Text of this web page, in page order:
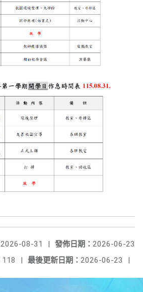
發佈日期： 2026-06-23
2026-08-31
|
最後更新日期： 2026-06-23 |
118 |